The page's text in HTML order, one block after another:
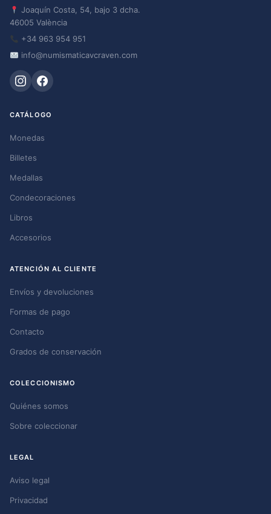
Joaquín Costa, 54, bajo 3 dcha.
46005 València
+34 963 954 951
info@numismaticavcraven.com
CATÁLOGO
Monedas
Billetes
Medallas
Condecoraciones
Libros
Accesorios
ATENCIÓN AL CLIENTE
Envíos y devoluciones
Formas de pago
Contacto
Grados de conservación
COLECCIONISMO
Quiénes somos
Sobre coleccionar
LEGAL
Aviso legal
Privacidad